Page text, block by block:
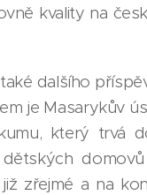
kvality na
dalšího
je Masarykův
který trvá
zřejmé a na